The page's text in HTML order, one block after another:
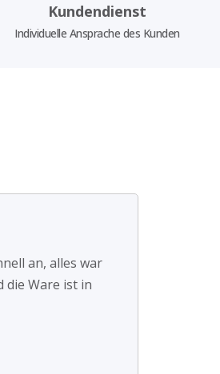
Kundendienst
Individuelle Ansprache des Kunden
an, alles war
Ware ist in